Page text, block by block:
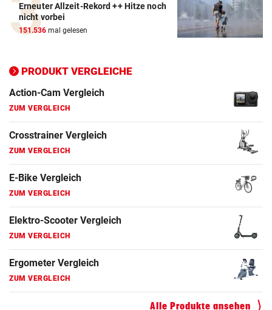
Erneuter Allzeit-Rekord ++ Hitze noch
nicht vorbei
151.536 mal gelesen
PRODUKT VERGLEICHE
Action-Cam Vergleich
ZUM VERGLEICH
Crosstrainer Vergleich
ZUM VERGLEICH
E-Bike Vergleich
ZUM VERGLEICH
Elektro-Scooter Vergleich
ZUM VERGLEICH
Ergometer Vergleich
ZUM VERGLEICH
Alle Produkte ansehen